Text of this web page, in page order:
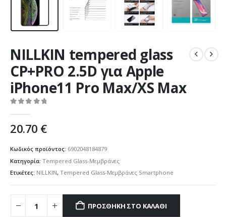
NILLKIN tempered glass
CP+PRO 2.5D για Apple
iPhone11 Pro Max/XS Max
20.70 €
Κωδικός προϊόντος: 6902048184879
Κατηγορία: Tempered Glass-Μεμβράνες
Ετικέτες: NILLKIN, Tempered Glass-Μεμβράνες Smartphone
ΠΡΟΣΘΉΚΗ ΣΤΟ ΚΑΛΆΘΙ